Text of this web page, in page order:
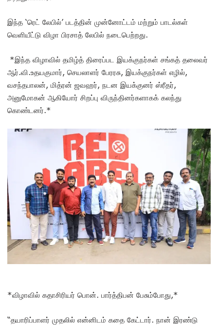
இந்த ‘ரெட் லேபில்’ படத்தின் முன்னோட்டம் மற்றும் பாடல்கள்
வெளியீட்டு விழா பிரசாத் லேபில் நடைபெற்றது.
*இந்த விழாவில் தமிழ்த் திரைப்பட இயக்குநர்கள் சங்கத் தலைவர்
ஆர்.வி.உதயகுமார், செயலாளர் பேரரசு, இயக்குநர்கள் எழில்,
வசந்தபாலன், மித்ரன் ஜவஹர், நடன இயக்குனர் ஸ்ரீதர்,
அனுமோகன் ஆகியோர் சிறப்பு விருந்தினர்களாகக் கலந்து
கொண்டனர்.*
*விழாவில் கதாசிரியர் பொன். பார்த்திபன் பேசும்போது,*
“தயாரிப்பாளர் முதலில் என்னிடம் கதை கேட்டார். நான் இரண்டு